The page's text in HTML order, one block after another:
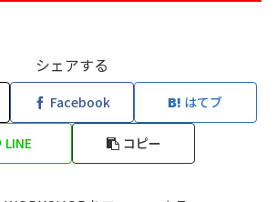
シェアする
Facebook はてブ
LINE コピー